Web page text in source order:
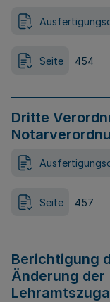
Seite 454
Dritte
Seite 457
Berichtigung
Änderung der